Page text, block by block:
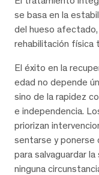
se basa en la
del hueso
rehabilitación física
El éxito en la
edad no depende
sino de la rapidez
e independencia.
priorizan
sentarse y ponerse
para salvaguardar
ninguna